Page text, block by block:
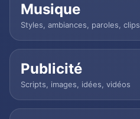
Musique
Styles, ambiances, paroles, clips
Publicité
Scripts, images, idées, vidéos